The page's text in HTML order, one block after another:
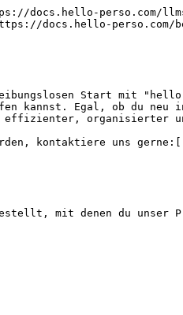
docs.hello-perso.com/
docs.hello-perso.com/
Start mit
kannst. Egal, ob du neu
organisierter
kontaktiere uns
mit denen du unser